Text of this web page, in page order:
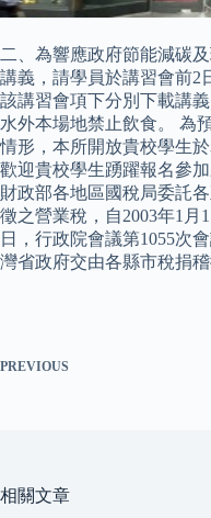
二、為響應政府節能減碳
講義，請學員於講習會前2
該講習會項下分別下載講
水外本場地禁止飲食。 為
情形，本所開放貴校學生
歡迎貴校學生踴躍報名參
財政部各地區國稅局委託
徵之營業稅，自2003年1月
日，行政院會議第1055次
灣省政府交由各縣市稅捐稽
PREVIOUS
相關文章